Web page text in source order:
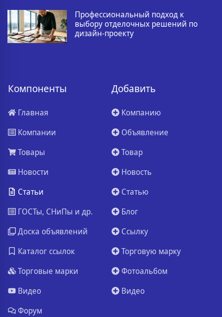
Профессиональный подход к
выбору отделочных решений по
дизайн-проекту
Компоненты
Главная
Компании
Товары
Новости
Статьи
ГОСТы, СНиПы и др.
Доска объявлений
Каталог ссылок
Торговые марки
Видео
Форум
Добавить
Компанию
Объявление
Товар
Новость
Статью
Блог
Ссылку
Торговую марку
Фотоальбом
Видео